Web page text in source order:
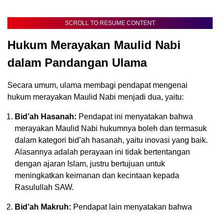
SCROLL TO RESUME CONTENT
Hukum Merayakan Maulid Nabi
dalam Pandangan Ulama
Secara umum, ulama membagi pendapat mengenai
hukum merayakan Maulid Nabi menjadi dua, yaitu:
Bid’ah Hasanah: Pendapat ini menyatakan bahwa
merayakan Maulid Nabi hukumnya boleh dan termasuk
dalam kategori bid’ah hasanah, yaitu inovasi yang baik.
Alasannya adalah perayaan ini tidak bertentangan
dengan ajaran Islam, justru bertujuan untuk
meningkatkan keimanan dan kecintaan kepada
Rasulullah SAW.
Bid’ah Makruh: Pendapat lain menyatakan bahwa